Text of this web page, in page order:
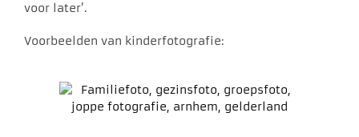
voor later’.
Voorbeelden van kinderfotografie: